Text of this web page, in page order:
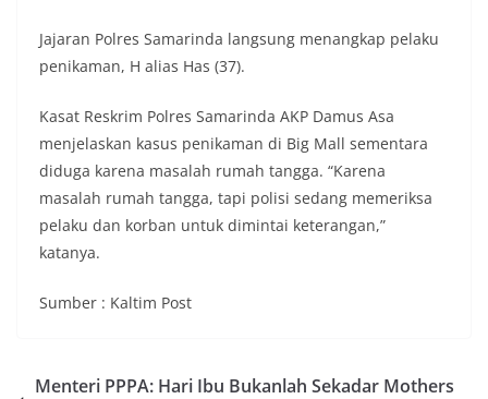
Jajaran Polres Samarinda langsung menangkap pelaku
penikaman, H alias Has (37).
Kasat Reskrim Polres Samarinda AKP Damus Asa
menjelaskan kasus penikaman di Big Mall sementara
diduga karena masalah rumah tangga. “Karena
masalah rumah tangga, tapi polisi sedang memeriksa
pelaku dan korban untuk dimintai keterangan,”
katanya.
Sumber : Kaltim Post
Menteri PPPA: Hari Ibu Bukanlah Sekadar Mothers